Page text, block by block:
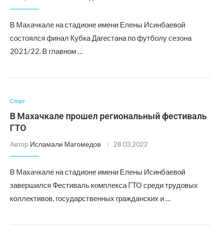
В Махачкале на стадионе имени Елены Исинбаевой
состоялся финал Кубка Дагестана по футболу сезона
2021/22. В главном …
Спорт
В Махачкале прошел региональный фестиваль
ГТО
Автор Исламали Магомедов 28.03.2022
В Махачкале на стадионе имени Елены Исинбаевой
завершился Фестиваль комплекса ГТО среди трудовых
коллективов, государственных гражданских и …